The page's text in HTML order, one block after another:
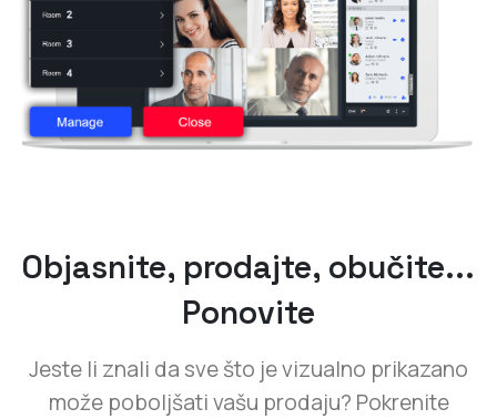
Objasnite, prodajte, obučite...
Ponovite
Jeste li znali da sve što je vizualno prikazano
može poboljšati vašu prodaju? Pokrenite